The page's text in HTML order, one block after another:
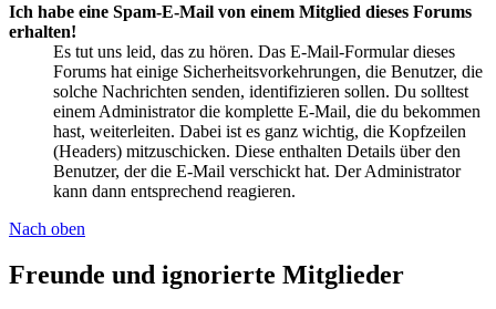
Ich habe eine Spam-E-Mail von einem Mitglied dieses Forums
erhalten!
Es tut uns leid, das zu hören. Das E-Mail-Formular dieses
Forums hat einige Sicherheitsvorkehrungen, die Benutzer, die
solche Nachrichten senden, identifizieren sollen. Du solltest
einem Administrator die komplette E-Mail, die du bekommen
hast, weiterleiten. Dabei ist es ganz wichtig, die Kopfzeilen
(Headers) mitzuschicken. Diese enthalten Details über den
Benutzer, der die E-Mail verschickt hat. Der Administrator
kann dann entsprechend reagieren.
Nach oben
Freunde und ignorierte Mitglieder